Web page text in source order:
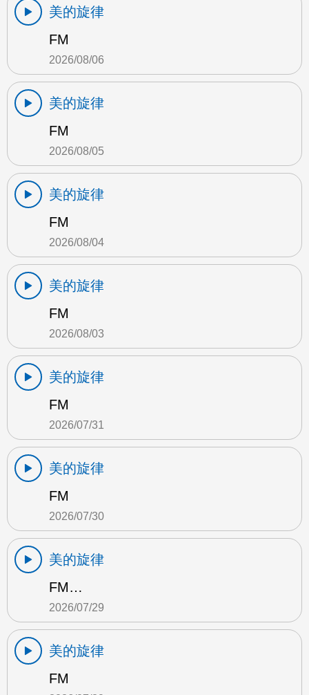
美的旋律
FM
2026/08/06
美的旋律
FM
2026/08/05
美的旋律
FM
2026/08/04
美的旋律
FM
2026/08/03
美的旋律
FM
2026/07/31
美的旋律
FM
2026/07/30
美的旋律
FM…
2026/07/29
美的旋律
FM